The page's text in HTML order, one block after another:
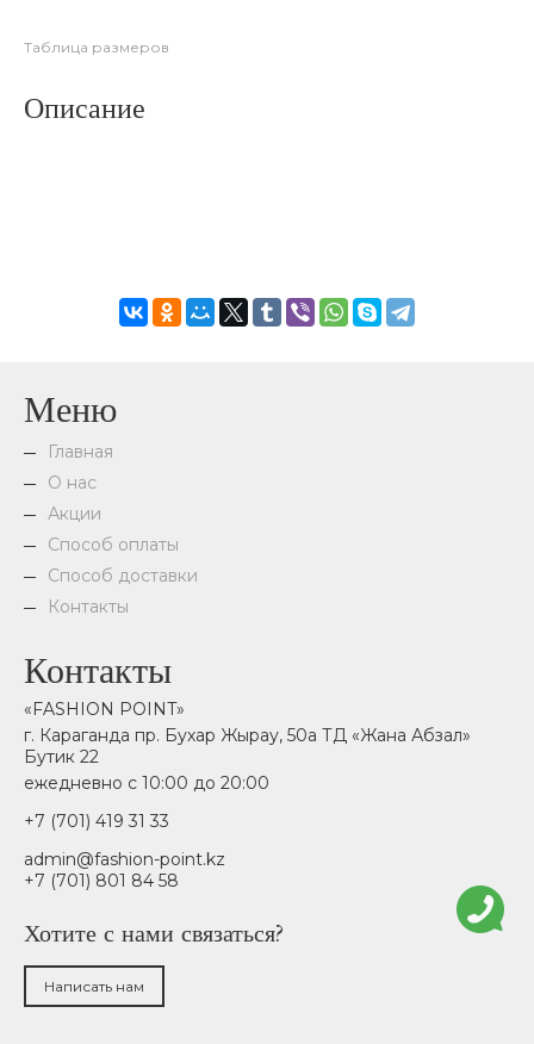
Таблица размеров
Описание
Меню
Главная
О нас
Акции
Способ оплаты
Способ доставки
Контакты
Контакты
«FASHION POINT»
г. Караганда пр. Бухар Жырау, 50а ТД «Жана Абзал»
Бутик 22
ежедневно с 10:00 до 20:00
+7 (701) 419 31 33
admin@fashion-point.kz
+7 (701) 801 84 58
Хотите с нами связаться?
Написать нам